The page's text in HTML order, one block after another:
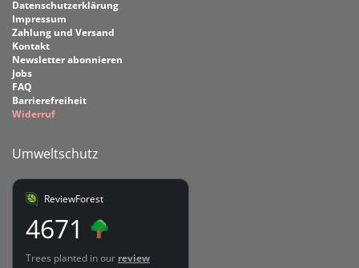
Datenschutzerklärung
Impressum
Zahlung und Versand
Kontakt
Newsletter abonnieren
Jobs
FAQ
Barrierefreiheit
Widerruf
Umweltschutz
ReviewForest
4671
Trees planted in our review